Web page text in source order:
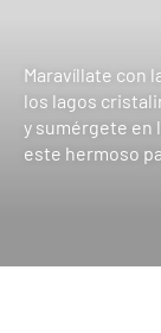
Maravíllate con
los lagos
y sumérgete en
este hermoso